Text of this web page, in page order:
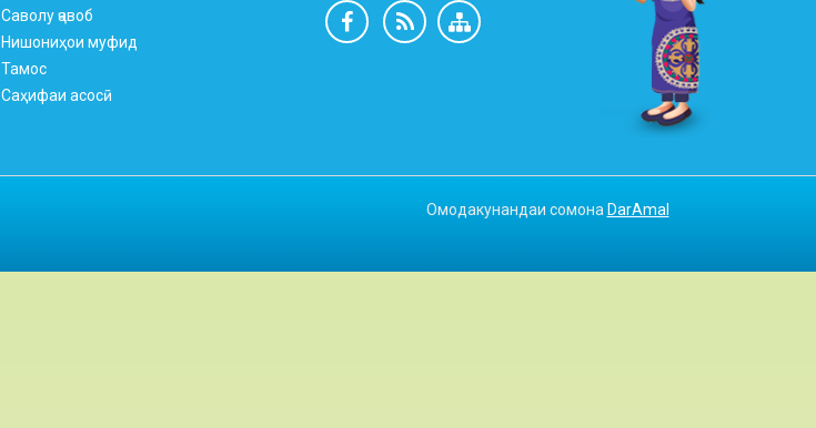
Саволу ҷавоб
Нишониҳои муфид
Тамос
Саҳифаи асосӣ
Омодакунандаи сомона DarAmal